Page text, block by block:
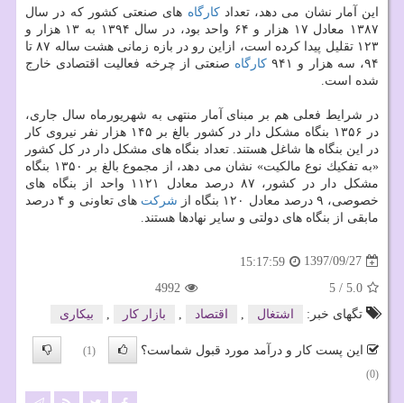
این آمار نشان می دهد، تعدادكارگاه های صنعتی كشور كه در سال
۱۳۸۷ معادل ۱۷ هزار و ۶۴ واحد بود، در سال ۱۳۹۴ به ۱۳ هزار و
۱۲۳ تقلیل پیدا كرده است، ازاین رو در بازه زمانی هشت ساله ۸۷ تا
۹۴، سه هزار و ۹۴۱
كارگاه صنعتی از چرخه فعالیت اقتصادی خارج
شده است.
در شرایط فعلی هم بر مبنای آمار منتهی به شهریورماه سال جاری،
در ۱۳۵۶ بنگاه مشكل دار در كشور بالغ بر ۱۴۵ هزار نفر نیروی كار
در این بنگاه ها شاغل هستند. تعداد بنگاه های مشكل دار در كل كشور
«به تفكیك نوع مالكیت» نشان می دهد، از مجموع بالغ بر ۱۳۵۰ بنگاه
مشكل دار در كشور، ۸۷ درصد معادل ۱۱۲۱ واحد از بنگاه های
خصوصی، ۹ درصد معادل ۱۲۰ بنگاه از
شركت
های تعاونی و ۴ درصد
مابقی از بنگاه های دولتی و سایر نهادها هستند.
1397/09/27
15:17:59
5.0
/
5
4992
تگهای خبر:
اشتغال , اقتصاد , بازار كار , بیكاری
این پست کار و درآمد مورد قبول شماست؟
(1)
(0)